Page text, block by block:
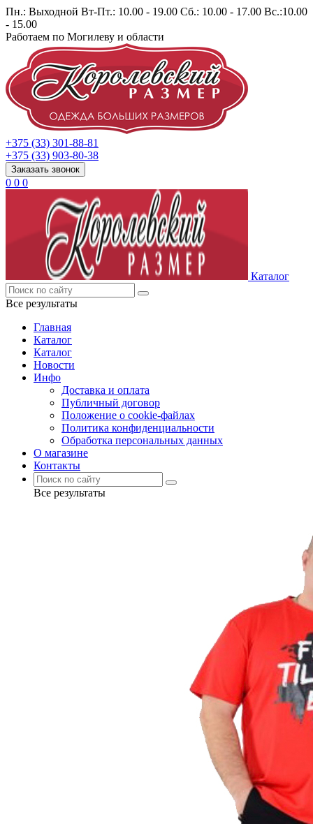
Пн.: Выходной Вт-Пт.: 10.00 - 19.00 Сб.: 10.00 - 17.00 Вс.:10.00
- 15.00
Работаем по Могилеву и области
+375 (33) 301-88-81
+375 (33) 903-80-38
Заказать звонок
0 0 0
Каталог
Все результаты
Главная
Каталог
Каталог
Новости
Инфо
Доставка и оплата
Публичный договор
Положение о cookie-файлах
Политика конфиденциальности
Обработка персональных данных
О магазине
Контакты
Все результаты